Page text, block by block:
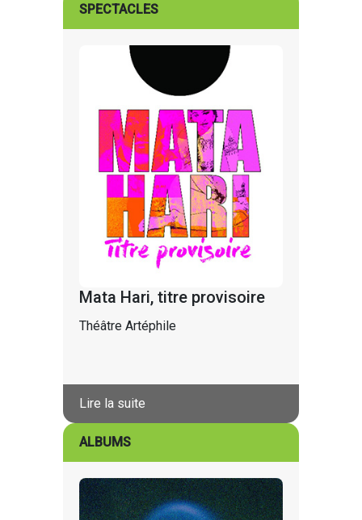
SPECTACLES
Mata Hari, titre provisoire
Théâtre Artéphile
Lire la suite
ALBUMS